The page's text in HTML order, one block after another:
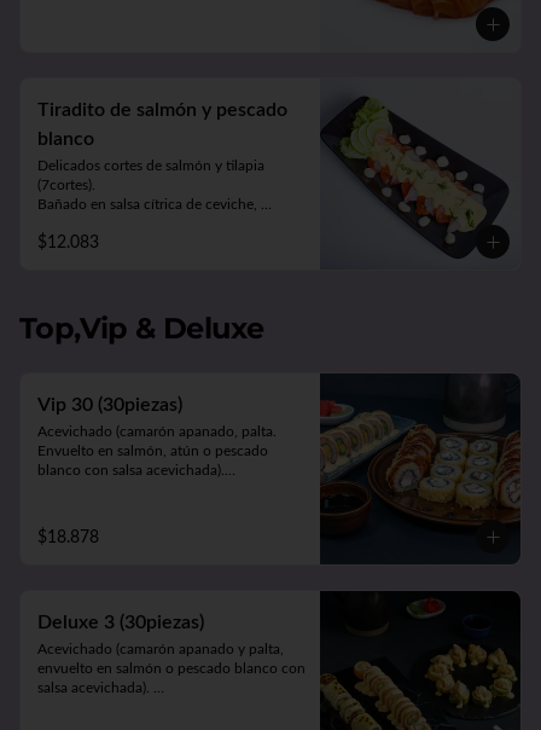
Tiradito de salmón y pescado
blanco
Delicados cortes de salmón y tilapia
(7cortes).
Bañado en salsa cítrica de ceviche,
$12.083
Top,Vip & Deluxe
Vip 30 (30piezas)
Acevichado (camarón apanado, palta.
Envuelto en salmón, atún o pescado
blanco con salsa acevichada).
queso o palta).
Panko Ebi (camarón ecuatoriano, queso,
$18.878
Deluxe 3 (30piezas)
Acevichado (camarón apanado y palta,
envuelto en salmón o pescado blanco con
salsa acevichada).